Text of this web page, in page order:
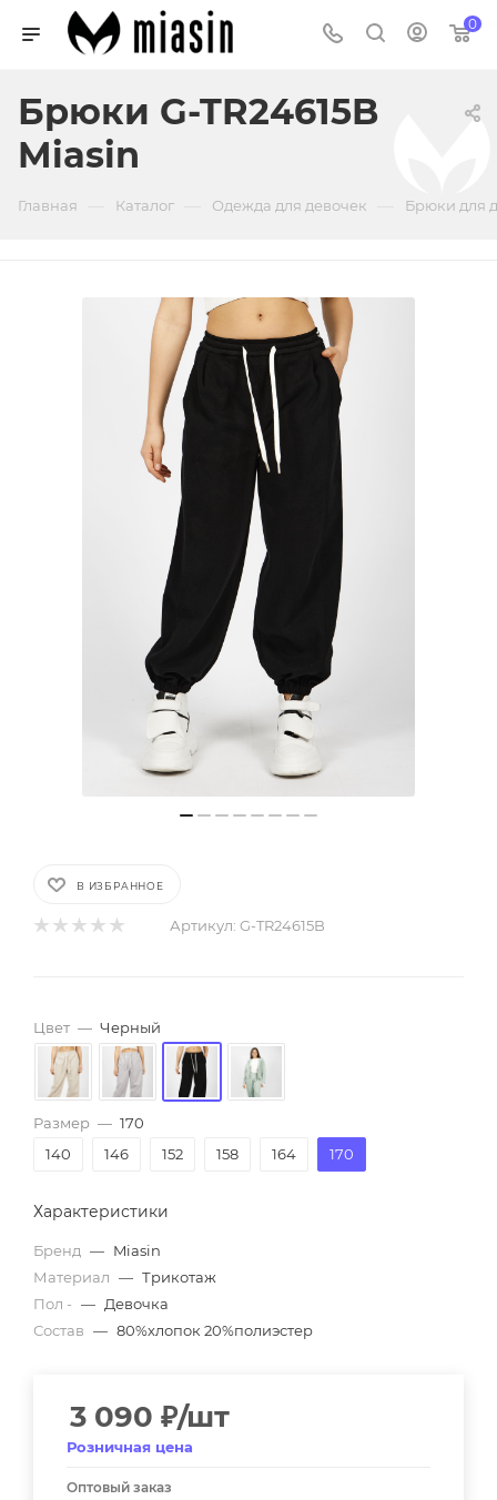
0
Брюки G-TR24615B
Miasin
Главная Каталог Одежда для девочек Брюки для
В ИЗБРАННОЕ
Артикул: G-TR24615B
Цвет — Черный
Размер — 170
140
146 152 158 164 170
Характеристики
Бренд — Miasin
Материал — Трикотаж
Пол - — Девочка
Состав — 80%хлопок 20%полиэстер
3 090 ₽/шт
Розничная цена
Оптовый заказ